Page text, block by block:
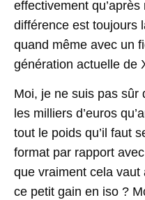
effectivement
différence est toujours
quand même avec un
génération actuelle de
Moi, je ne suis pas sûr
les milliers d’euros
tout le poids qu’il faut
format par rapport
que vraiment cela vaut
ce petit gain en iso ?